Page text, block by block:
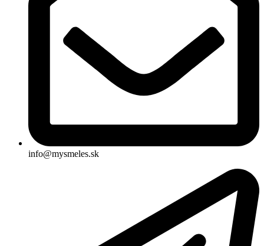
info@mysmeles.sk